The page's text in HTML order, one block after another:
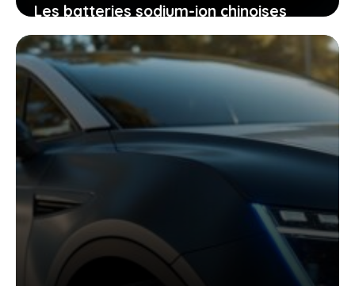
Les batteries sodium-ion chinoises
démontées : un aperçu qui remet en
question vos idées
30 juin 2026